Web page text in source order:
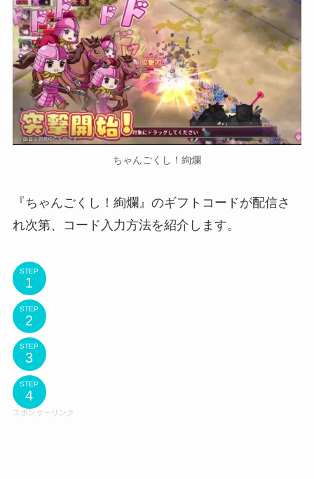
ちゃんごくし！絢爛
『ちゃんごくし！絢爛』のギフトコードが配信さ
れ次第、コード入力方法を紹介します。
STEP
STEP
STEP
STEP
スポンサーリンク